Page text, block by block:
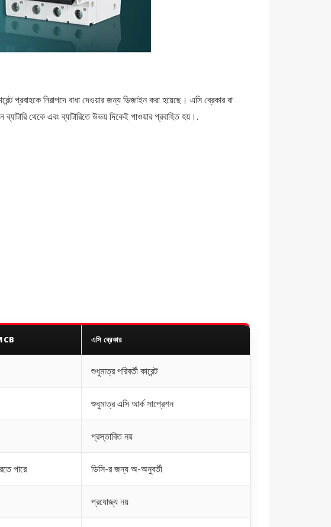
প্রবাহকে নিরাপদে বাধা দেওয়ার জন্য ডিজাইন করা হয়েছে। এসি ব্রেকার বা
থেকে এবং ব্যাটারিতে উভয় দিকেই পাওয়ার প্রবাহিত হয়।.
এসি ব্রেকার
শুধুমাত্র পরিবর্তী কারেন্ট
শুধুমাত্র এসি আর্ক সাপ্রেশন
প্রস্তাবিত নয়
পারে ডিসি-র জন্য অ-অনুবর্তী
প্রযোজ্য নয়